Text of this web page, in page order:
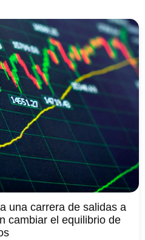
una carrera de salidas a
cambiar el equilibrio de